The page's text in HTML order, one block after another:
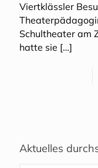
Viertklässler
Schultheater am
hatte sie […]
Aktuelles